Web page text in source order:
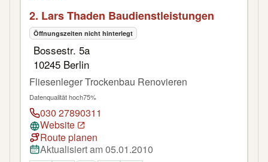
2. Lars Thaden Baudienstleistungen
Öffnungszeiten nicht hinterlegt
Bossestr. 5a
10245 Berlin
Fliesenleger Trockenbau Renovieren
Datenqualität hoch75%
030 27890311
Website
Route planen
Aktualisiert am 05.01.2010